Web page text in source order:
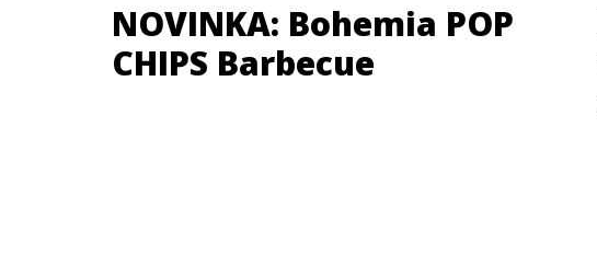
NOVINKA: Bohemia POP
CHIPS Barbecue